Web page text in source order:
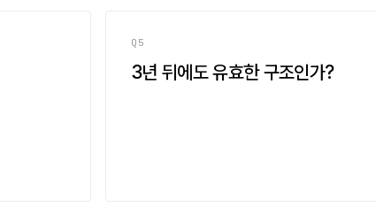
Q5
3년 뒤에도 유효한 구조인가?